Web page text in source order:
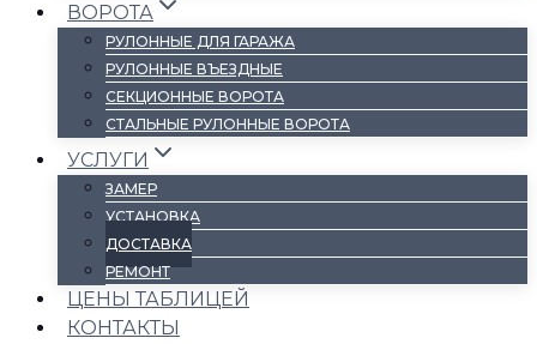
ВОРОТА
РУЛОННЫЕ ДЛЯ ГАРАЖА
РУЛОННЫЕ ВЪЕЗДНЫЕ
СЕКЦИОННЫЕ ВОРОТА
СТАЛЬНЫЕ РУЛОННЫЕ ВОРОТА
УСЛУГИ
ЗАМЕР
УСТАНОВКА
ДОСТАВКА
РЕМОНТ
ЦЕНЫ ТАБЛИЦЕЙ
КОНТАКТЫ